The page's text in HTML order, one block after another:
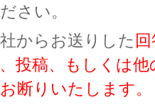
さい。
からお送りした
投稿、もしくは
断りいたします。